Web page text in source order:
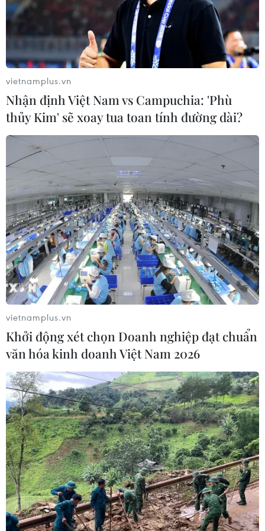
Đồng USD trước bước ngoặt do đồng
yen mạnh lên và số liệu việc làm Mỹ
06/08/2026 05:14
Lãi suất ngân hàng ngày 6/8: Kỳ hạn
3 tháng đang được mức lãi suất tối đa
06/08/2026 00:06
Mỹ phát tín hiệu ủng hộ ổn định
đồng won của Hàn Quốc
05/08/2026 23:26
Mỹ hoàn trả khoảng 100 tỷ USD thuế
quan sau phán quyết của Tòa án Tối
cao
05/08/2026 22:58
Nhật Bản: Nội các thông qua chính
sách giảm thuế tiêu thụ thực phẩm
xuống 1%
05/08/2026 15:30
Ngành Hải quan đẩy mạnh cải cách
thể chế và hiện đại hóa công tác
quản lý
05/08/2026 12:35
vietnamplus.vn
Nhận định Việt Nam vs Campuchia: 'Phù
thủy Kim' sẽ xoay tua toan tính đường dài?
vietnamplus.vn
Khởi động xét chọn Doanh nghiệp đạt chuẩn
văn hóa kinh doanh Việt Nam 2026